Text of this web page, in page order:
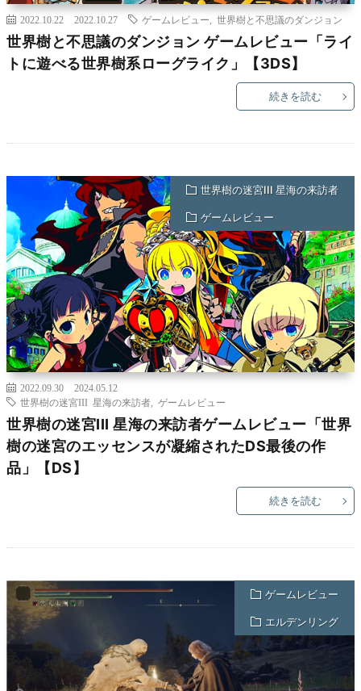
2022.10.22 2022.10.27 ゲームレビュー 世界樹と不思議のダンジョン
世界樹と不思議のダンジョン ゲームレビュー「ライ
トに遊べる世界樹系ローグライク」【3DS】
続きを読む
世界樹の迷宮III 星海の来訪者
ゲームレビュー
2022.09.30
2024.05.12
世界樹の迷宮III 星海の来訪者
ゲームレビュー
世界樹の迷宮III 星海の来訪者ゲームレビュー「世界
樹の迷宮のエッセンスが凝縮されたDS最後の作
品」【DS】
続きを読む
ゲームレビュー
エルデンリング